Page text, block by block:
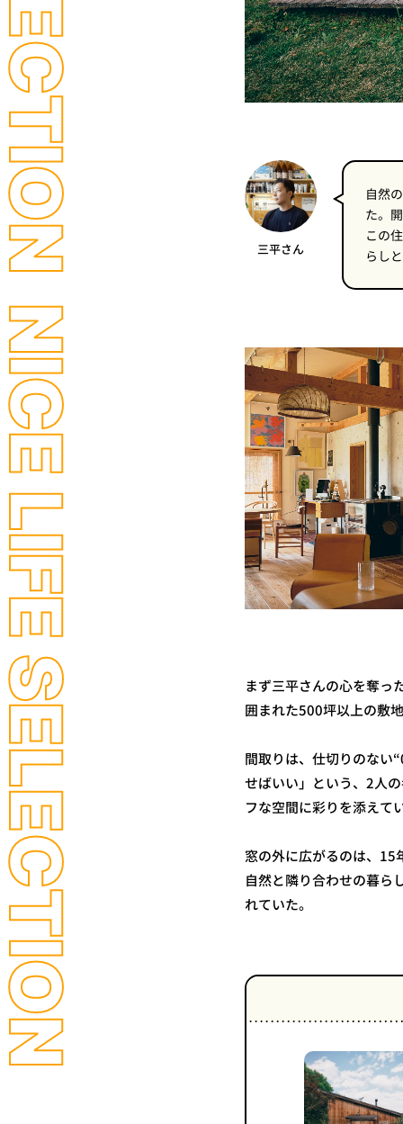
三平さん
自然
た。
この
らし
まず三平さんの心を奪っ
囲まれた500坪以上の敷
間取りは、仕切りのない
せばいい」という、2人
フな空間に彩りを添えて
窓の外に広がるのは、15
自然と隣り合わせの暮ら
れていた。